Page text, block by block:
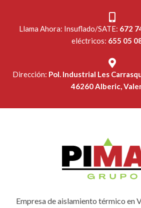
Llama Ahora: Insuflado/SATE: 672
eléctricos: 655 05
Dirección: Pol. Industrial Les
46260 Alberic,
Empresa de aislamiento térmico en